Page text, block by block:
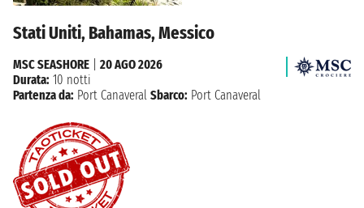
Stati Uniti, Bahamas, Messico
MSC SEASHORE
20 AGO 2026
Durata: 10 notti
Partenza da: Port Canaveral Sbarco: Port Canaveral